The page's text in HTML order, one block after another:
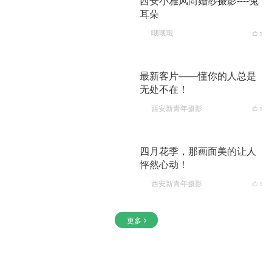
耳朵
哦哦哦 1
最新客片——懂你的人总是
无处不在！
西安新青年摄影 1
四月花季，那画面美的让人
怦然心动！
西安新青年摄影 1
更多